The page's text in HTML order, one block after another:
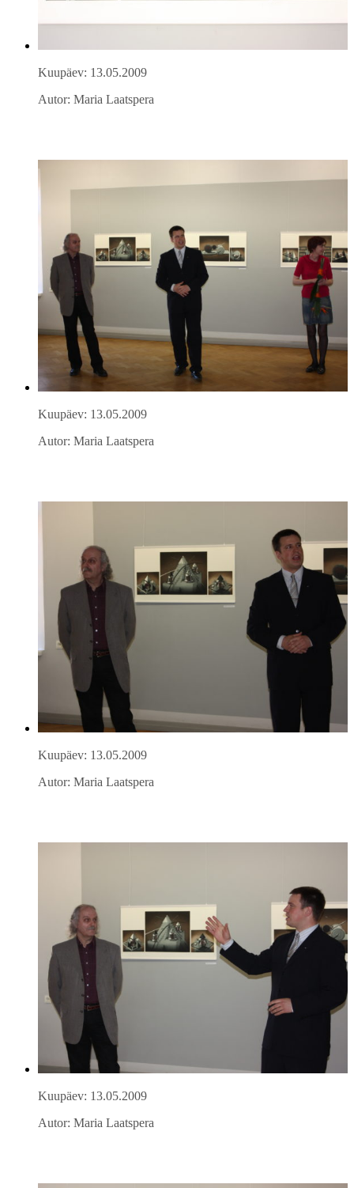
Kuupäev: 13.05.2009
Autor: Maria Laatspera
Kuupäev: 13.05.2009
Autor: Maria Laatspera
Kuupäev: 13.05.2009
Autor: Maria Laatspera
Kuupäev: 13.05.2009
Autor: Maria Laatspera